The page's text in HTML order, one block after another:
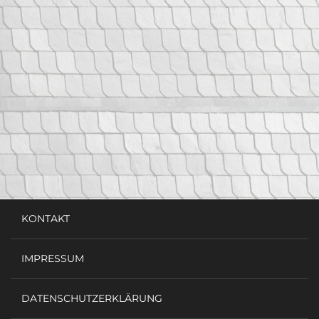
KONTAKT
IMPRESSUM
DATENSCHUTZERKLÄRUNG